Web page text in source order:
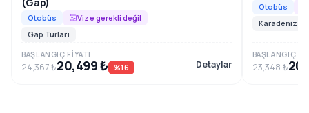
Otobüs
Vize gerekli değil
Gap Turları
BAŞLANGIÇ FIYATI
24,367 ₺20,499 ₺ %16 Detaylar
Otobüs
Karadeniz
BAŞLANGIÇ
23,348 ₺